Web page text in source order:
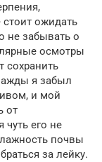
ожидать
не забывать о
осмотры
сохранить
я забыл
и мой
от
чуть его не
почвы
за лейку.